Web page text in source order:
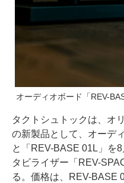
オーディオボード「REV-
タクトシュトックは、オ
の新製品として、オーデ
と「REV-BASE 01L」を
タビライザー「REV-
る。価格は、REV-BASE